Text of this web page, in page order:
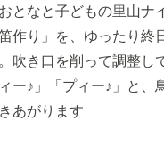
となと子どもの里山ナ
作り」を、ゆったり終
吹き口を削って調整し
ー♪」「プィー♪」と、
あがります